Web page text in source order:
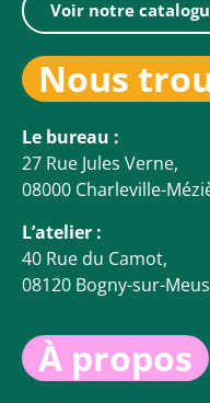
Voir notre
Nous
Le bureau :
27 Rue Jules Verne,
08000 Charleville-
L’atelier :
40 Rue du Camot,
08120 Bogny-sur-
À propos